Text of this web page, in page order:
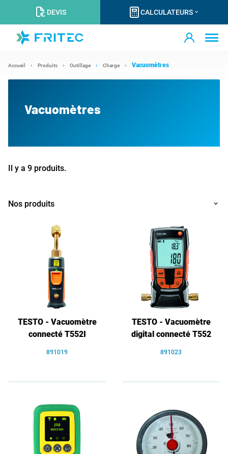
DEVIS CALCULATEURS
Accueil Produits Outillage Charge Vacuomètres
Vacuomètres
Il y a 9 produits.
Nos produits
TESTO - Vacuomètre
connecté T552I
891019
TESTO - Vacuomètre
digital connecté T552
891023